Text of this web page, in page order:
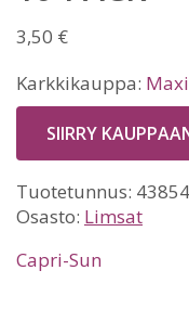
3,50 €
Karkkikauppa:
SIIRRY
Tuotetunnus:
Osasto: Limsat
Capri-Sun